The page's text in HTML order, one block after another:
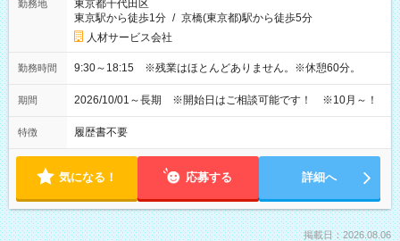
勤務地
東京都千代田区
東京駅から徒歩1分 / 京橋(東京都)駅から徒歩5分
人材サービス会社
勤務時間 9:30～18:15 ※残業はほとんどありません。※休憩60分。
期間 2026/10/01～長期 ※開始日はご相談可能です！ ※10月～！
特徴 履歴書不要
気になる！ 応募する 詳細へ
掲載日：2026.08.06